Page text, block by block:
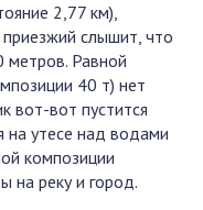
2,77 км),
приезжий слышит, что
метров. Равной
40 т) нет
вот-вот пустится
на утесе над водами
композиции
на реку и город.